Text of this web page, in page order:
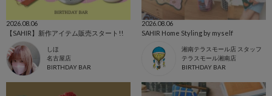
2026.08.06
【SAHIR】新作アイテム販売スタート!!
しほ
名古屋店
BIRTHDAY BAR
2026.08.06
SAHIR Home Styling by myself
湘南テラスモール店 スタッフ
テラスモール湘南店
BIRTHDAY BAR